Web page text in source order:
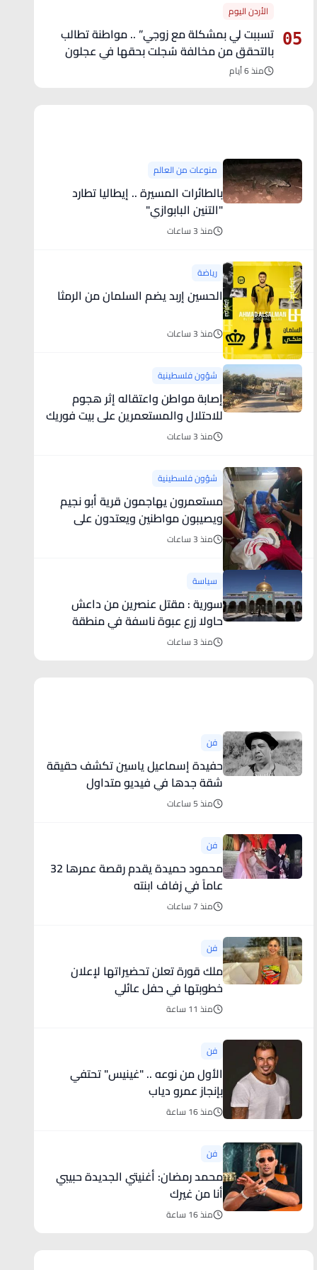
05
الأردن اليوم
تسببت لي بمشكلة مع زوجي” .. مواطنة تطالب
بالتحقق من مخالفة سُجلت بحقها في عجلون
منذ 6 أيام
منوعات من العالم
بالطائرات المسيرة .. إيطاليا تطارد
"التنين البابوازي"
منذ 3 ساعات
رياضة
الحسين إربد يضم السلمان من الرمثا
منذ 3 ساعات
شؤون فلسطينية
إصابة مواطن واعتقاله إثر هجوم
للاحتلال والمستعمرين على بيت فوريك
منذ 3 ساعات
شؤون فلسطينية
مستعمرون يهاجمون قرية أبو نجيم
ويصيبون مواطنين ويعتدون على
طواقم الإسعاف
منذ 3 ساعات
سياسة
سورية : مقتل عنصرين من داعش
حاولا زرع عبوة ناسفة في منطقة
السيدة زينب
منذ 3 ساعات
فن
حفيدة إسماعيل ياسين تكشف حقيقة
شقة جدها في فيديو متداول
منذ 5 ساعات
فن
محمود حميدة يقدم رقصة عمرها 32
عاماً في زفاف ابنته
منذ 7 ساعات
فن
ملك قورة تعلن تحضيراتها لإعلان
خطوبتها في حفل عائلي
منذ 11 ساعة
فن
الأول من نوعه .. "غينيس" تحتفي
بإنجاز عمرو دياب
منذ 16 ساعة
فن
محمد رمضان: أغنيتي الجديدة حبيبي
أنا من غيرك
منذ 16 ساعة